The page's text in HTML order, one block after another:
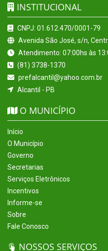
INSTITUCIONAL
CNPJ: 01.612.470/0001-79
Avenida São José, s/n,
Atendimento: 07:00hs às
(81) 3738-1370
prefalcantil@yahoo.com.br
Alcantil - PB
O MUNICÍPIO
Início
O Município
Governo
Secretarias
Serviços Eletrônicos
Incentivos
Informe-se
Sobre
Fale Conosco
NOSSOS SERVIÇOS